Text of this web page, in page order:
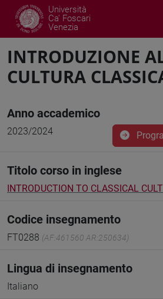
Università
Ca' Foscari
Venezia
INTRODUZIONE
CULTURA
Anno accademico
2023/2024
Titolo corso in inglese
INTRODUCTION TO CLASSICAL
Codice insegnamento
FT0288 (AF:461560 AR:250634)
Lingua di insegnamento
Italiano